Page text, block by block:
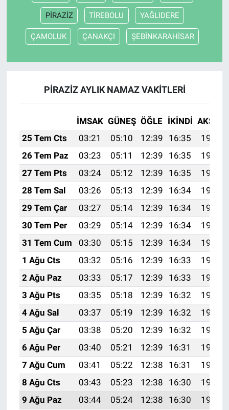
PİRAZİZ TİREBOLU YAĞLIDERE
ÇAMOLUK ÇANAKÇI ŞEBİNKARAHİSAR
PİRAZİZ AYLIK NAMAZ VAKITLERI
İMSAK GÜNEŞ ÖĞLE İKINDI AKŞAM
25 Tem Cts
03:21 05:10 12:39 16:35
19:58
26 Tem Paz
03:23 05:11 12:39 16:35
19:58
27 Tem Pts
03:24 05:12 12:39 16:35
19:57
28 Tem Sal
03:26 05:13 12:39 16:34
19:56
29 Tem Çar
03:27 05:14 12:39 16:34
19:55
30 Tem Per
03:29 05:14 12:39 16:34
19:54
31 Tem Cum
03:30 05:15 12:39 16:34
19:53
1 Ağu Cts
03:32 05:16 12:39 16:33
19:52
2 Ağu Paz
03:33 05:17 12:39 16:33
19:51
3 Ağu Pts
03:35 05:18 12:39 16:32
19:49
4 Ağu Sal
03:37 05:19 12:39 16:32
19:48
5 Ağu Çar
03:38 05:20 12:39 16:32
19:47
6 Ağu Per
03:40 05:21 12:39 16:31
19:46
7 Ağu Cum
03:41 05:22 12:38 16:31
19:45
8 Ağu Cts
03:43 05:23 12:38 16:30
19:43
9 Ağu Paz
03:44 05:24 12:38 16:30
19:42